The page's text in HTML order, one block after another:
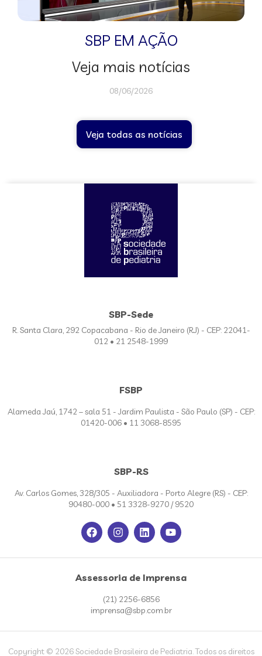
SBP EM AÇÃO
Veja mais notícias
08/06/2026
Veja todas as notícias
SBP-Sede
R. Santa Clara, 292 Copacabana - Rio de Janeiro (RJ) - CEP: 22041-
012 • 21 2548-1999
FSBP
Alameda Jaú, 1742 – sala 51 - Jardim Paulista - São Paulo (SP) - CEP:
01420-006 • 11 3068-8595
SBP-RS
Av. Carlos Gomes, 328/305 - Auxiliadora - Porto Alegre (RS) - CEP:
90480-000 • 51 3328-9270 / 9520
Assessoria de Imprensa
(21) 2256-6856
imprensa@sbp.com.br
Copyright © 2026 Sociedade Brasileira de Pediatria. Todos os direitos